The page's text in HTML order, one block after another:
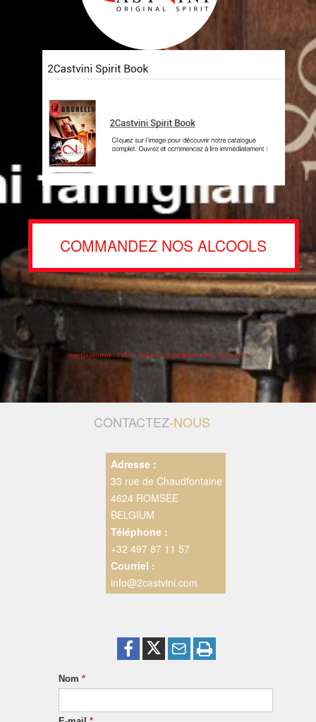
COMMANDEZ NOS ALCOOLS
Avertissement : l’abus d’alcool est dangereux pour la santé !
CONTACTEZ-NOUS
Adresse :
33 rue de Chaudfontaine
4624 ROMSEE
BELGIUM
Téléphone :
+32 497 87 11 57
Courriel :
info@2castvini.com
Nom *